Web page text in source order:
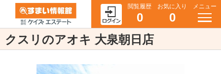
閲覧履歴
0
お気に入り
0
メニュー
クスリのアオキ 大泉朝日店